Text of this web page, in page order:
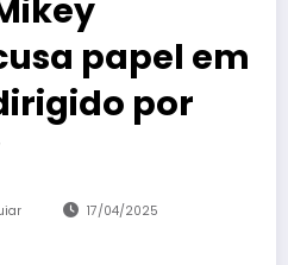
papel em
por
17/04/2025